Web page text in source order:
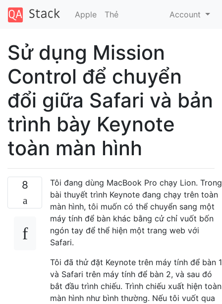
Apple Thẻ Account
Sử dụng Mission
Control để chuyển
đổi giữa Safari và bản
trình bày Keynote
toàn màn hình
8
Tôi đang dùng MacBook Pro chạy Lion. Trong
bài thuyết trình Keynote đang chạy trên toàn
màn hình, tôi muốn có thể chuyển sang một
máy tính để bàn khác bằng cử chỉ vuốt bốn
ngón tay để thể hiện một trang web với
Safari.
Tôi đã thử đặt Keynote trên máy tính để bàn 1
và Safari trên máy tính để bàn 2, và sau đó
bắt đầu trình chiếu. Trình chiếu xuất hiện toàn
màn hình như bình thường. Nếu tôi vuốt qua